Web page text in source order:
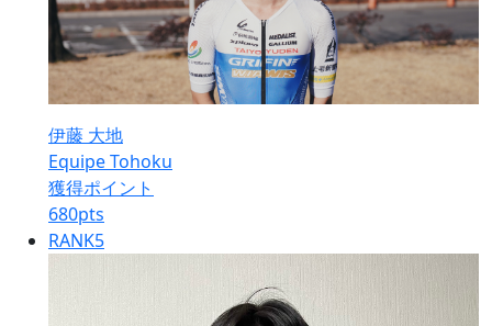
伊藤 大地
Equipe Tohoku
獲得ポイント
680pts
RANK5